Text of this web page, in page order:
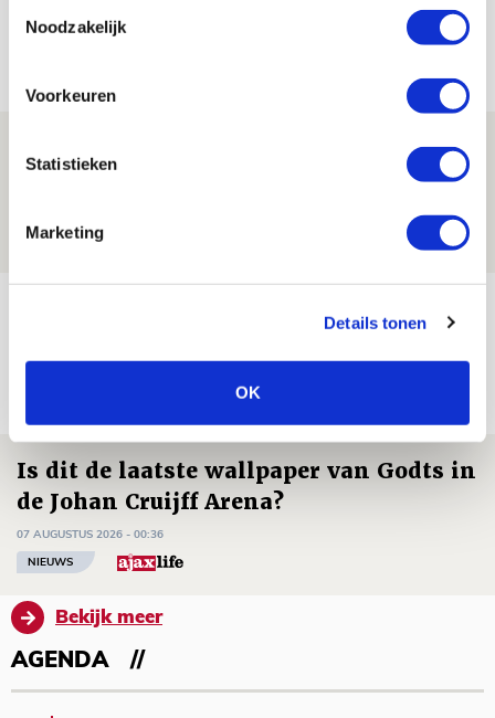
Noodzakelijk
Voorkeuren
Statistieken
Marketing
Details tonen
OK
Volop enthousiasme in fotoverslag van
Europees treffen met Shelbourne
FOTOVERSLAG
Míchel niet blij met resultaat en spel
Is dit de laatste wallpaper van Godts in
de Johan Cruijff Arena?
07 AUGUSTUS 2026 - 00:36
NIEUWS
Bekijk meer
AGENDA